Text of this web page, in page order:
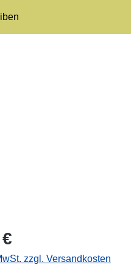
zzgl. Versandkosten